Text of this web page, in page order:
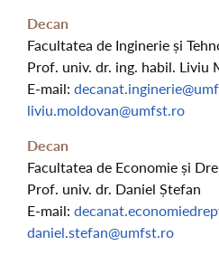
Decan
Facultatea de Inginerie și
Prof. univ. dr. ing. habil. Liviu
E-mail:
liviu.moldovan@umfst.ro
Decan
Facultatea de Economie și
Prof. univ. dr. Daniel Ștefan
E-mail:
daniel.stefan@umfst.ro